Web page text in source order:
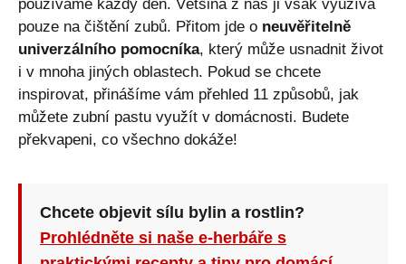
používáme každý den. Většina z nás ji však využívá
pouze na čištění zubů. Přitom jde o neuvěřitelně
univerzálního pomocníka, který může usnadnit život
i v mnoha jiných oblastech. Pokud se chcete
inspirovat, přinášíme vám přehled 11 způsobů, jak
můžete zubní pastu využít v domácnosti. Budete
překvapeni, co všechno dokáže!
Chcete objevit sílu bylin a rostlin?
Prohlédněte si naše e-herbáře s